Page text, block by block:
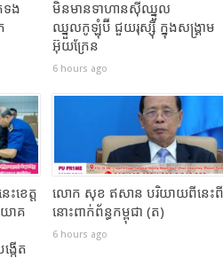
ទង
មិនមានទាហានស៊ីឈ្នួល
ឈ្នួលកូឡុំប៊ី ជួយរុស្ស៊ី ក្នុងសង្រ្គាម
អ៊ុយក្រែន
6 hours ago
ះខេត្ត
ោគ
កើត
លោក សុខ ឥសាន បរិយាយពីនេះពី
នោះពាក់ព័ន្ធកម្ពុជា (ត)
6 hours ago